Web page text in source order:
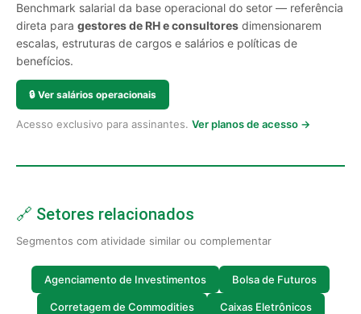
Benchmark salarial da base operacional do setor — referência
direta para gestores de RH e consultores dimensionarem
escalas, estruturas de cargos e salários e políticas de
benefícios.
🔒 Ver salários operacionais
Acesso exclusivo para assinantes. Ver planos de acesso →
🔗 Setores relacionados
Segmentos com atividade similar ou complementar
Agenciamento de Investimentos Bolsa de Futuros
Corretagem de Commodities Caixas Eletrônicos